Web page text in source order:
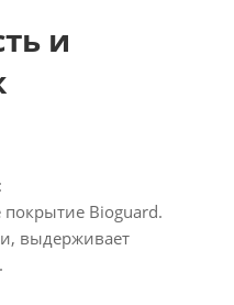
и
:
Bioguard.
выдерживает